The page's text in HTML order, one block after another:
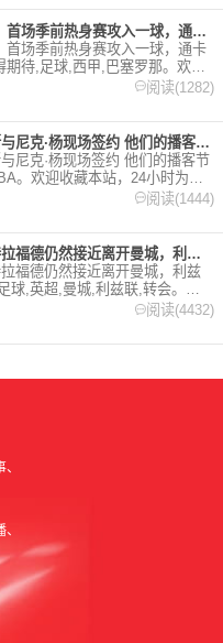
【巴塞罗那】每体：首场季前热身赛攻入一球，通卡拉有技术有身体
首场季前热身赛攻入一球，通卡
待,足球,西甲,巴塞罗那。欢迎
你更新最新的足球，篮球体育资
阅读(1282)
[体育报道]阿里纳斯与尼克·杨现场签约 他们的播客节目正式回
尼克·杨现场签约 他们的播客节
。欢迎收藏本站，24小时为你
体育资讯。
阅读(1444)
[球迷看点]记者：特拉福德仍然接近离开曼城，利兹联领跑球员争
福德仍然接近离开曼城，利兹
球,英超,曼城,利兹联,转会。欢
为你更新最新的足球，篮球体育
阅读(4432)